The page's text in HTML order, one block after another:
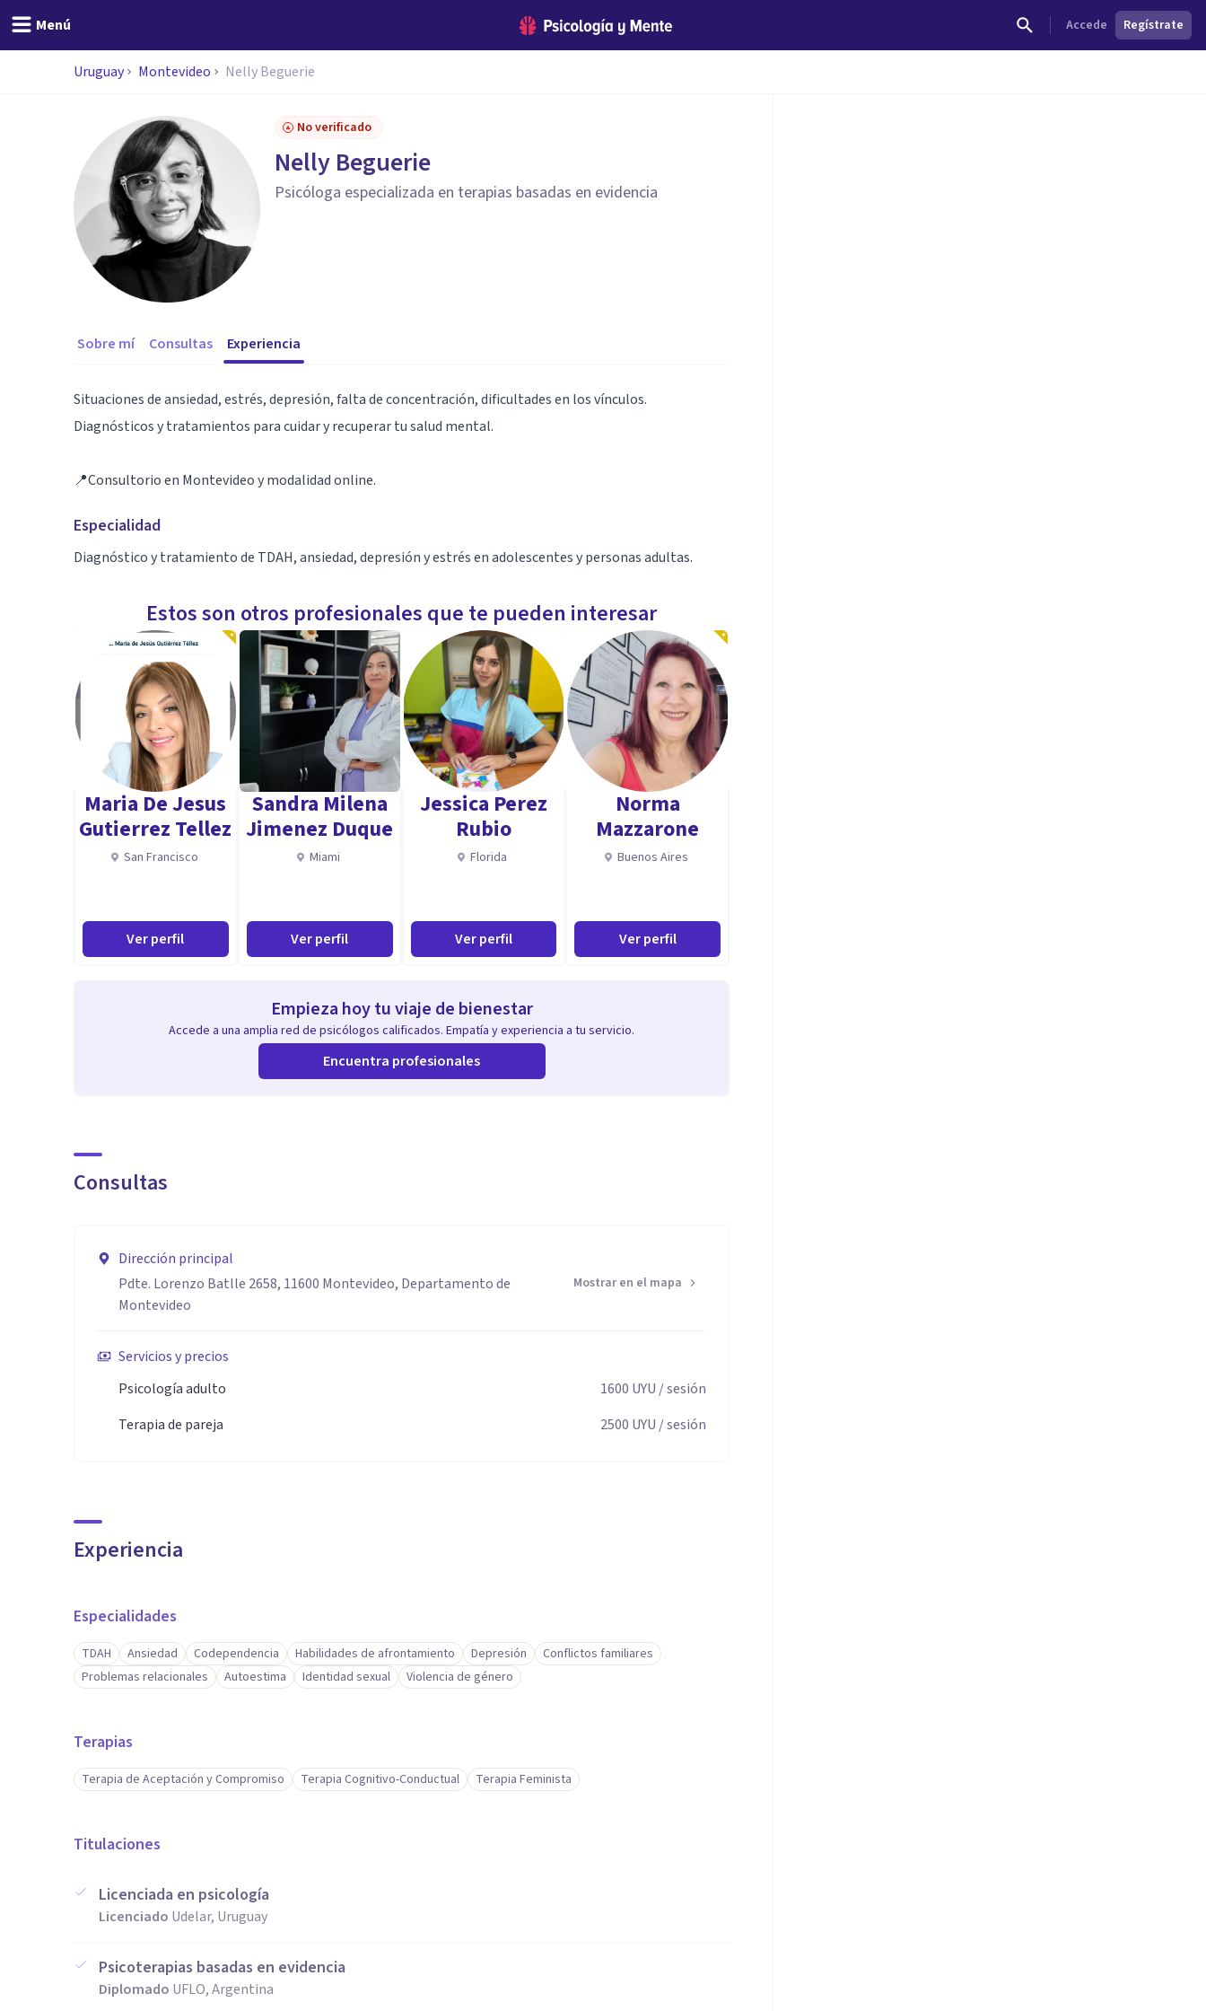
Menú Accede Regístrate
Uruguay Montevideo Nelly Beguerie
No verificado
Nelly Beguerie
Psicóloga especializada en terapias basadas en evidencia
Sobre mí Consultas Experiencia
Situaciones de ansiedad, estrés, depresión, falta de concentración, dificultades en los vínculos.
Diagnósticos y tratamientos para cuidar y recuperar tu salud mental.
📍Consultorio en Montevideo y modalidad online.
Especialidad
Diagnóstico y tratamiento de TDAH, ansiedad, depresión y estrés en adolescentes y personas adultas.
Estos son otros profesionales que te pueden interesar
Maria De Jesus
Gutierrez Tellez
San Francisco
Ver perfil
Sandra Milena
Jimenez Duque
Miami
Ver perfil
Jessica Perez
Rubio
Florida
Ver perfil
Norma
Mazzarone
Buenos Aires
Ver perfil
Empieza hoy tu viaje de bienestar
Accede a una amplia red de psicólogos calificados. Empatía y experiencia a tu servicio.
Encuentra profesionales
Consultas
Dirección principal
Pdte. Lorenzo Batlle 2658, 11600 Montevideo, Departamento de
Montevideo
Mostrar en el mapa
Servicios y precios
Psicología adulto
1600 UYU / sesión
Terapia de pareja
2500 UYU / sesión
Experiencia
Especialidades
TDAH Ansiedad Codependencia Habilidades de afrontamiento Depresión
Conflictos familiares
Problemas relacionales
Autoestima Identidad sexual Violencia de género
Terapias
Terapia de Aceptación y Compromiso Terapia Cognitivo-Conductual Terapia Feminista
Titulaciones
Licenciada en psicología
Licenciado Udelar, Uruguay
Psicoterapias basadas en evidencia
Diplomado UFLO, Argentina